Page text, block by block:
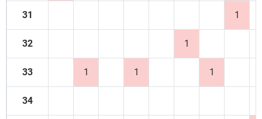
31 1
32 1
33 1 1 1
34